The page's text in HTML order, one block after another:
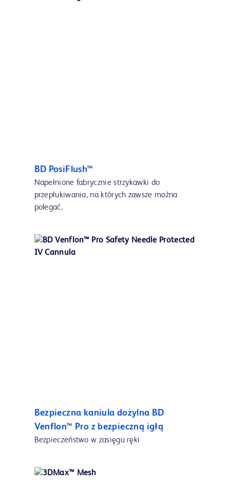
BD PosiFlush™
Napełnione fabrycznie strzykawki do
przepłukiwania, na których zawsze można
polegać.
Bezpieczna kaniula dożylna BD
Venflon™ Pro z bezpieczną igłą
Bezpieczeństwo w zasięgu ręki